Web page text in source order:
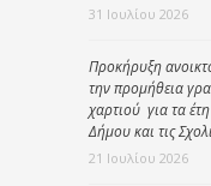
31 Ιουλίου 2026
Προκήρυξη
την προμήθεια
χαρτιού για τα
Δήμου και τις
21 Ιουλίου 2026